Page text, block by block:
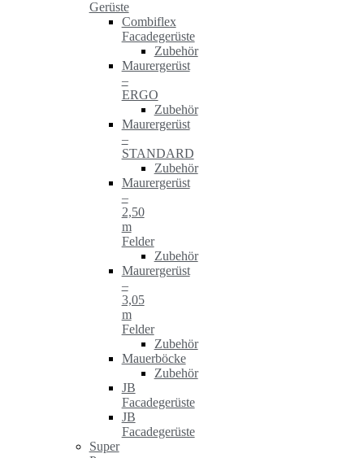
Gerüste
Combiflex
Facadegerüste
Zubehör
Maurergerüst
–
ERGO
Zubehör
Maurergerüst
–
STANDARD
Zubehör
Maurergerüst
–
2,50
m
Felder
Zubehör
Maurergerüst
–
3,05
m
Felder
Zubehör
Mauerböcke
Zubehör
JB
Facadegerüste
JB
Facadegerüste
Super